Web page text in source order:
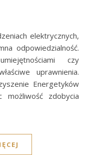
odpowiedzialność.
czy
uprawnienia.
Energetyków
możliwość zdobycia